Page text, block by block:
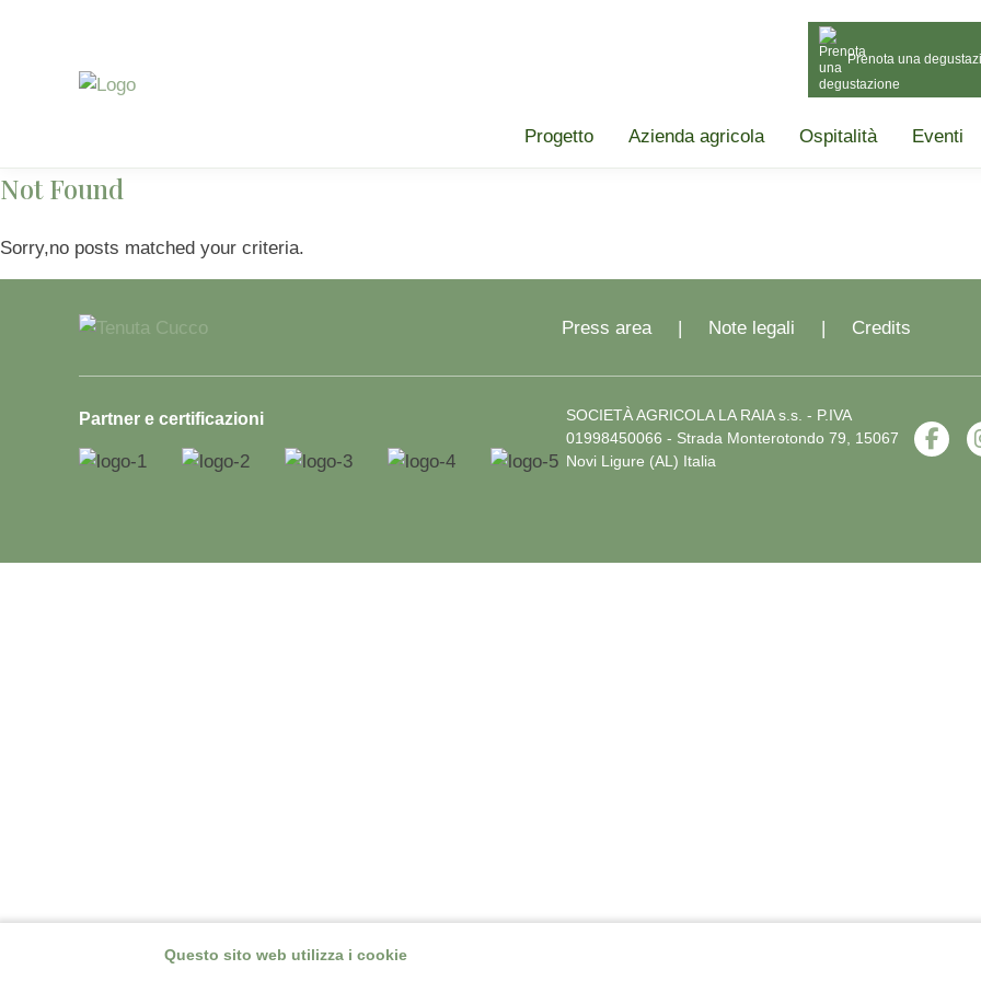
Prenota una
Progetto Azienda agricola Ospitalità Eventi
Not Found
Sorry,no posts matched your criteria.
Press area Note legali Credits
Partner e certificazioni
SOCIETÀ AGRICOLA LA RAIA s.s. - P.IVA
01998450066 - Strada Monterotondo 79, 15067
Novi Ligure (AL) Italia
Questo sito web utilizza i cookie